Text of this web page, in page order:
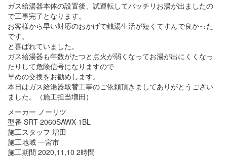
ガス給湯器本体の設置後、試運転してバッチリお湯が出ましたの
で工事完了となります。
お客様から早い対応のおかげで銭湯生活が短くてすんで良かった
です。
と喜ばれていました。
ガス給湯器も年数がたつと点火が弱くなってお湯が出にくくなっ
たりして危険信号になりますので
早めの交換をお勧めします。
本日はガス給湯器取替工事のご依頼頂きましてありがとうござい
ました。（施工担当増田）
メーカー ノーリツ
型番 SRT-2060SAWX-1BL
施工スタッフ 増田
施工地域 一宮市
施工期間 2020,11,10 2時間